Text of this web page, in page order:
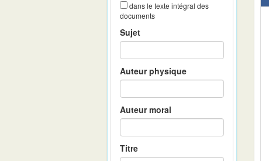
dans le texte intégral des
documents
Sujet
Auteur physique
Auteur moral
Titre